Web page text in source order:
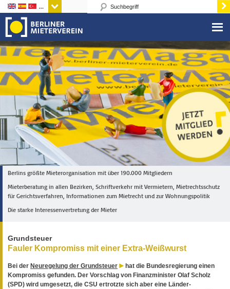
Sprachen
Berlins größte Mieterorganisation mit über 190.000 Mitgliedern
Mieterberatung in allen Bezirken, Schriftverkehr mit Vermietern, Mietrechtsschutz
für Gerichtsverfahren, Informationen zum Mietrecht und zur Wohnungspolitik
Die starke Interessenvertretung der Mieter
Grundsteuer
Fauler Kompromiss mit einer Extra-Weißwurst
Bei der Neuregelung der Grundsteuer
hat die Bundesregierung einen
Kompromiss gefunden. Der Vorschlag von Finanzminister Olaf Scholz
(SPD) wird umgesetzt, die CSU ertrotzte sich aber eine Länder-